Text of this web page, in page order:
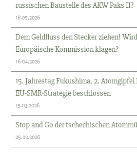
russischen Baustelle des AKW Paks II?
18.05.2026
Dem Geldfluss den Stecker ziehen!
Europäische Kommission klagen?
16.04.2026
15. Jahrestag Fukushima, 2. Atomgipfel
EU-SMR-Strategie beschlossen
15.03.2026
Stop and Go der tschechischen
25.02.2026